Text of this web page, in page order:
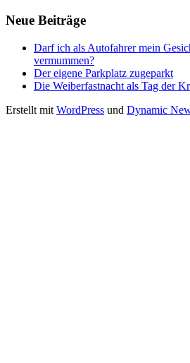
Neue Beiträge
Darf ich als Autofahrer mein
vermummen?
Der eigene Parkplatz zugeparkt
Die Weiberfastnacht als Tag der
Erstellt mit WordPress und Dynamic